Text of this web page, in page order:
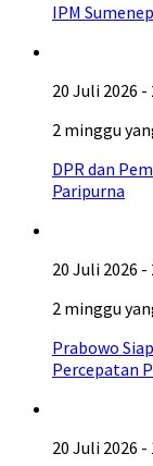
IPM
20 Juli 2026 -
2 minggu
DPR dan
Paripurna
20 Juli 2026 -
2 minggu
Prabowo
Percepatan
20 Juli 2026 -